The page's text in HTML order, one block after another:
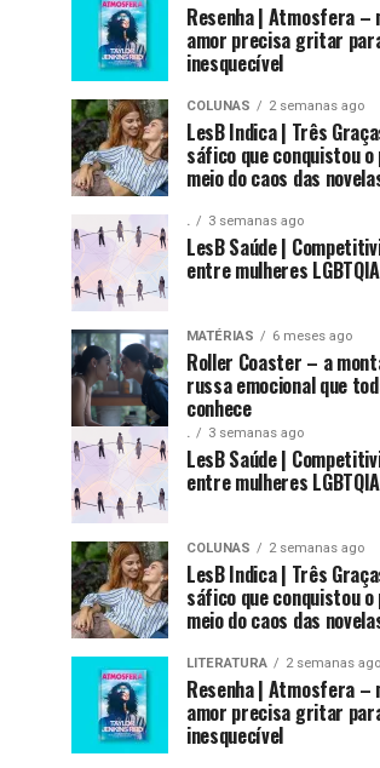
Resenha | Atmosfera –
amor precisa gritar
inesquecível
COLUNAS 2 semanas ago
LesB Indica | Três
sáfico que conquistou o
meio do caos das
. 3 semanas ago
LesB Saúde |
entre mulheres
MATÉRIAS 6 meses ago
Roller Coaster – a
russa emocional que
conhece
. 3 semanas ago
LesB Saúde |
entre mulheres
COLUNAS 2 semanas ago
LesB Indica | Três
sáfico que conquistou o
meio do caos das
LITERATURA 2 semanas ago
Resenha | Atmosfera –
amor precisa gritar
inesquecível